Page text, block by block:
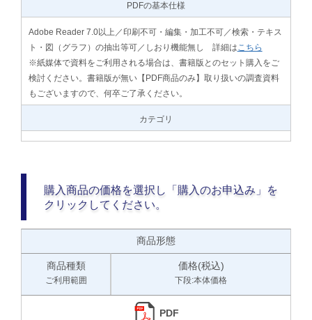
PDFの基本仕様
Adobe Reader 7.0以上／印刷不可・編集・加工不可／検索・テキス
ト・図（グラフ）の抽出等可／しおり機能無し 詳細はこちら
※紙媒体で資料をご利用される場合は、書籍版とのセット購入をご
検討ください。書籍版が無い【PDF商品のみ】取り扱いの調査資料
もございますので、何卒ご了承ください。
カテゴリ
購入商品の価格を選択し「購入のお申込み」を
クリックしてください。
商品形態
商品種類
ご利用範囲
価格(税込)
下段:本体価格
PDF